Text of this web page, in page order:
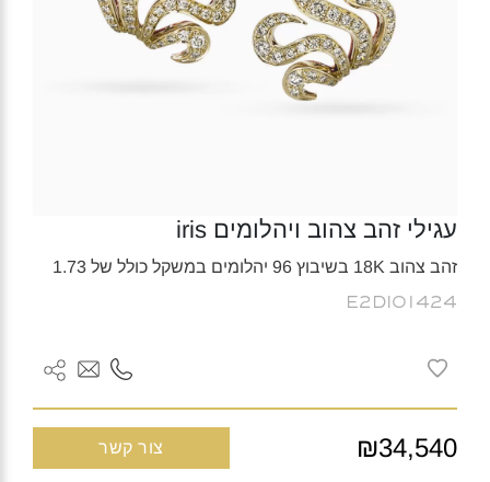
עגילי זהב צהוב ויהלומים iris
זהב צהוב 18K בשיבוץ 96 יהלומים במשקל כולל של 1.73
E2DI01424
₪34,540 צור קשר